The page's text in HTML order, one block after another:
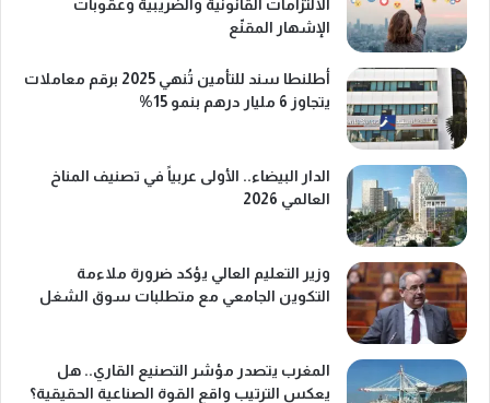
الالتزامات القانونية والضريبية وعقوبات
الإشهار المقنّع
أطلنطا سند للتأمين تُنهي 2025 برقم معاملات
يتجاوز 6 مليار درهم بنمو 15%
الدار البيضاء.. الأولى عربياً في تصنيف المناخ
العالمي 2026
وزير التعليم العالي يؤكد ضرورة ملاءمة
التكوين الجامعي مع متطلبات سوق الشغل
المغرب يتصدر مؤشر التصنيع القاري.. هل
يعكس الترتيب واقع القوة الصناعية الحقيقية؟